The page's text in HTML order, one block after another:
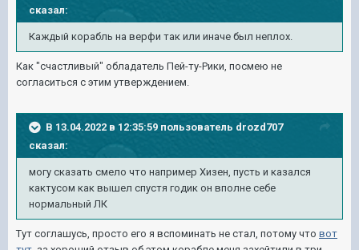
сказал:
Каждый корабль на верфи так или иначе был неплох.
Как "счастливый" обладатель Пей-ту-Рики, посмею не
согласиться с этим утверждением.
В 13.04.2022 в 12:35:59 пользователь drozd707
сказал:
могу сказать смело что например Хизен, пусть и казался
кактусом как вышел спустя годик он вполне себе
нормальный ЛК
Тут соглашусь, просто его я вспоминать не стал, потому что вот